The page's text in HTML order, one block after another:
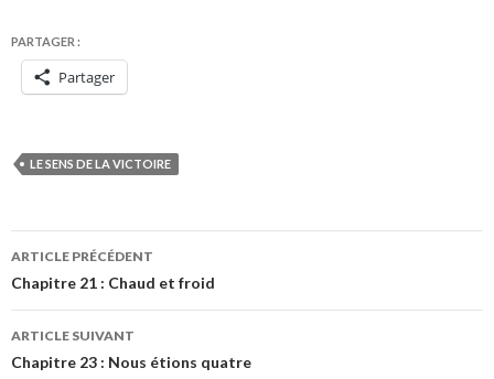
PARTAGER :
Partager
LE SENS DE LA VICTOIRE
Navigation
des
articles
ARTICLE PRÉCÉDENT
Chapitre 21 : Chaud et froid
ARTICLE SUIVANT
Chapitre 23 : Nous étions quatre